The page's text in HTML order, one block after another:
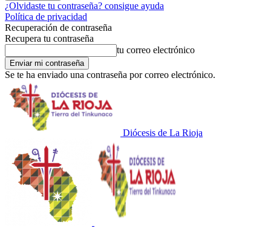
¿Olvidaste tu contraseña? consigue ayuda
Política de privacidad
Recuperación de contraseña
Recupera tu contraseña
tu correo electrónico
Se te ha enviado una contraseña por correo electrónico.
Diócesis de La Rioja